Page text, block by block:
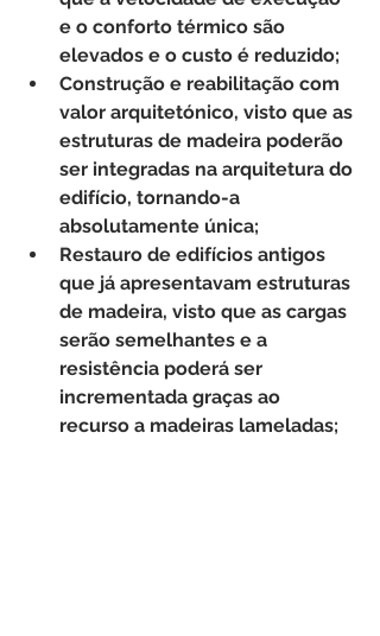
e o conforto térmico são
elevados e o custo é reduzido;
Construção e reabilitação com
valor arquitetónico, visto que as
estruturas de madeira poderão
ser integradas na arquitetura do
edifício, tornando-a
absolutamente única;
Restauro de edifícios antigos
que já apresentavam estruturas
de madeira, visto que as cargas
serão semelhantes e a
resistência poderá ser
incrementada graças ao
recurso a madeiras lameladas;